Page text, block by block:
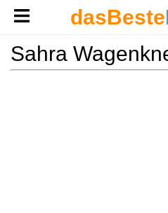
dasBeste
Sahra